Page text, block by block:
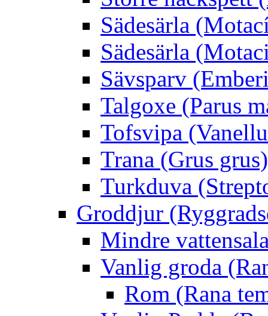
Sädesärla
Sädesärla
Sävsparv
Talgoxe (Parus
Tofsvipa
Trana (Grus grus)
Turkduva
Groddjur
Mindre
Vanlig groda
Rom (Rana